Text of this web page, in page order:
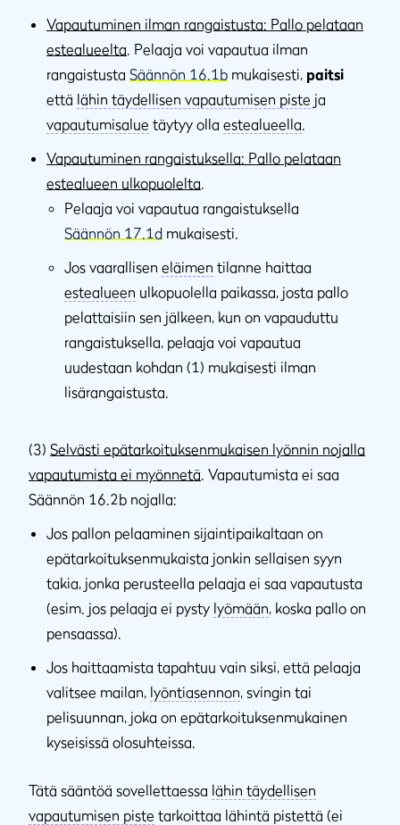
Vapautuminen ilman rangaistusta: Pallo pelataan
estealueelta . Pelaaja voi vapautua ilman
rangaistusta Säännön 16.1b mukaisesti, paitsi
että lähin täydellisen vapautumisen piste ja
vapautumisalue täytyy olla estealueella
Vapautuminen rangaistuksella: Pallo pelataan
estealueen ulkopuolelta
Pelaaja voi vapautua rangaistuksella
Säännön 17.1d mukaisesti.
Jos vaarallisen eläimen tilanne haittaa
estealueen ulkopuolella paikassa, josta pallo
pelattaisiin sen jälkeen, kun on vapauduttu
rangaistuksella, pelaaja voi vapautua
uudestaan kohdan (1) mukaisesti ilman
lisärangaistusta.
(3) Selvästi epätarkoituksenmukaisen lyönnin nojalla
vapautumista ei myönnetä . Vapautumista ei saa
Säännön 16.2b nojalla:
Jos pallon pelaaminen sijaintipaikaltaan on
epätarkoituksenmukaista jonkin sellaisen syyn
takia, jonka perusteella pelaaja ei saa vapautusta
(esim. jos pelaaja ei pysty lyömään, koska pallo on
pensaassa).
Jos haittaamista tapahtuu vain siksi, että pelaaja
valitsee mailan, lyöntiasennon, svingin tai
pelisuunnan, joka on epätarkoituksenmukainen
kyseisissä olosuhteissa.
Tätä sääntöä sovellettaessa lähin täydellisen
vapautumisen piste tarkoittaa lähintä pistettä (ei